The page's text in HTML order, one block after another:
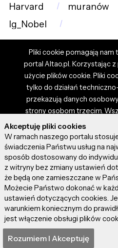
Harvard
muranów
Ig_Nobel
Pliki cookie pomagają
portal Altao.pl. Korzystając z
użycie plików cookie. Pliki
tylko do działań
przekazują danych
strony osobom trzecim.
zdjęciami i materiałami
własnością użytkowników.
portalu nie ponosi
prezentowane przez
artykuł, zgadzasz się z
ponosisz odpowiedzialność
umieszczone przez
Szczegóły dostępne w
© 2026 altao.pl.
Akceptuję pliki cookies
W ramach naszego portalu
świadczenia Państwu usług na
sposób dostosowany do
z witryny bez zmiany ustawień
że będą one zamieszczane w
Możecie Państwo dokonać w
ustawień dotyczących cookies.
warunkiem koniecznym do
jest włączenie obsługi plików
Rozumiem I Akceptuję